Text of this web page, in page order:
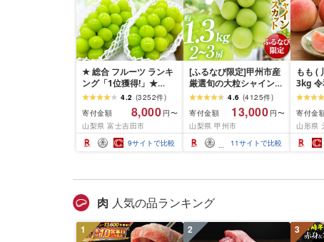
★ 総合 フルーツ ランキ
ング「1位獲得!」★
2026年発送 シャインマ
スカット 選べる容量
500g 1kg 1.5kg 2kg
3kg ふるさと納税 フル
ーツ ぶどう 果物 送料無
料 山梨県産 2026 旬 大
4.2 (3252件)
寄付金額
8,000 円〜
山梨県 富士吉田市
9サイトで比較
[ふるなび限定]甲州市産
厳選旬の大粒シャインマ
スカット 約1.3kg 2〜3
房[2026年発送]
(MG)B12-472 FN-
Limited-VO シャインマ
スカット フルーツ
4.6 (4125件)
寄付金額
13,000 円〜
山梨県 甲州市
11サイトで比較
もも (
3kg 令
2026
果物
贈答
期間限
料 産
山形
寄付金
山形県
肉 人気の品ランキング
1 2 3